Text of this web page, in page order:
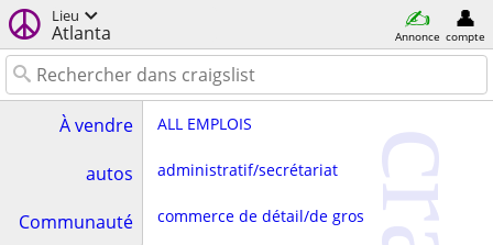
Lieu
Atlanta Annonce compte
À vendre
autos
Communauté
ALL EMPLOIS
administratif/secrétariat
commerce de détail/de gros